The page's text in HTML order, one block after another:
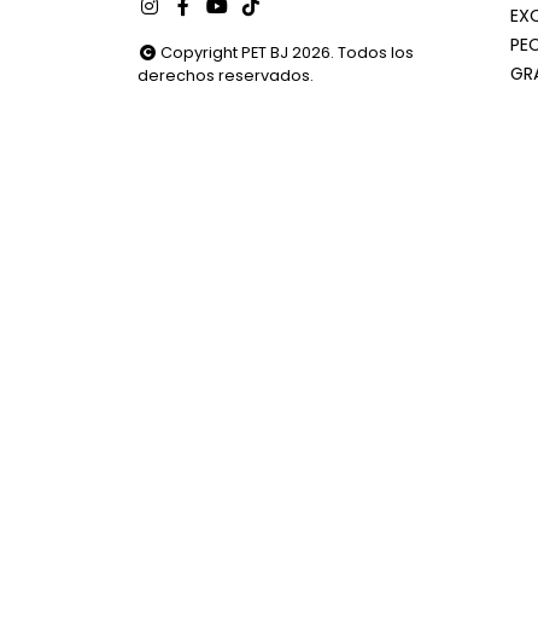
Copyright PET BJ 2026. Todos los
derechos reservados.